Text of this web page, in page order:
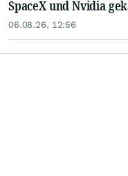
SpaceX und Nvidia
06.08.26, 12:56